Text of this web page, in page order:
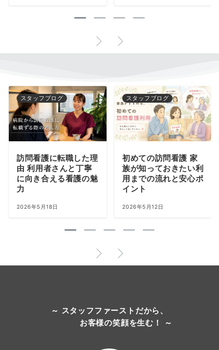
スタッフブログ
訪問看護に転職した理
由 利用者さんと丁寧
に向き合える看護の魅
力
2026年5月18日
スタッフブログ
初めての訪問看護 家
族が知っておきたい利
用までの流れと安心ポ
イント
2026年5月12日
～ スタッフファーストだから、
お客様の笑顔を生む！ ～